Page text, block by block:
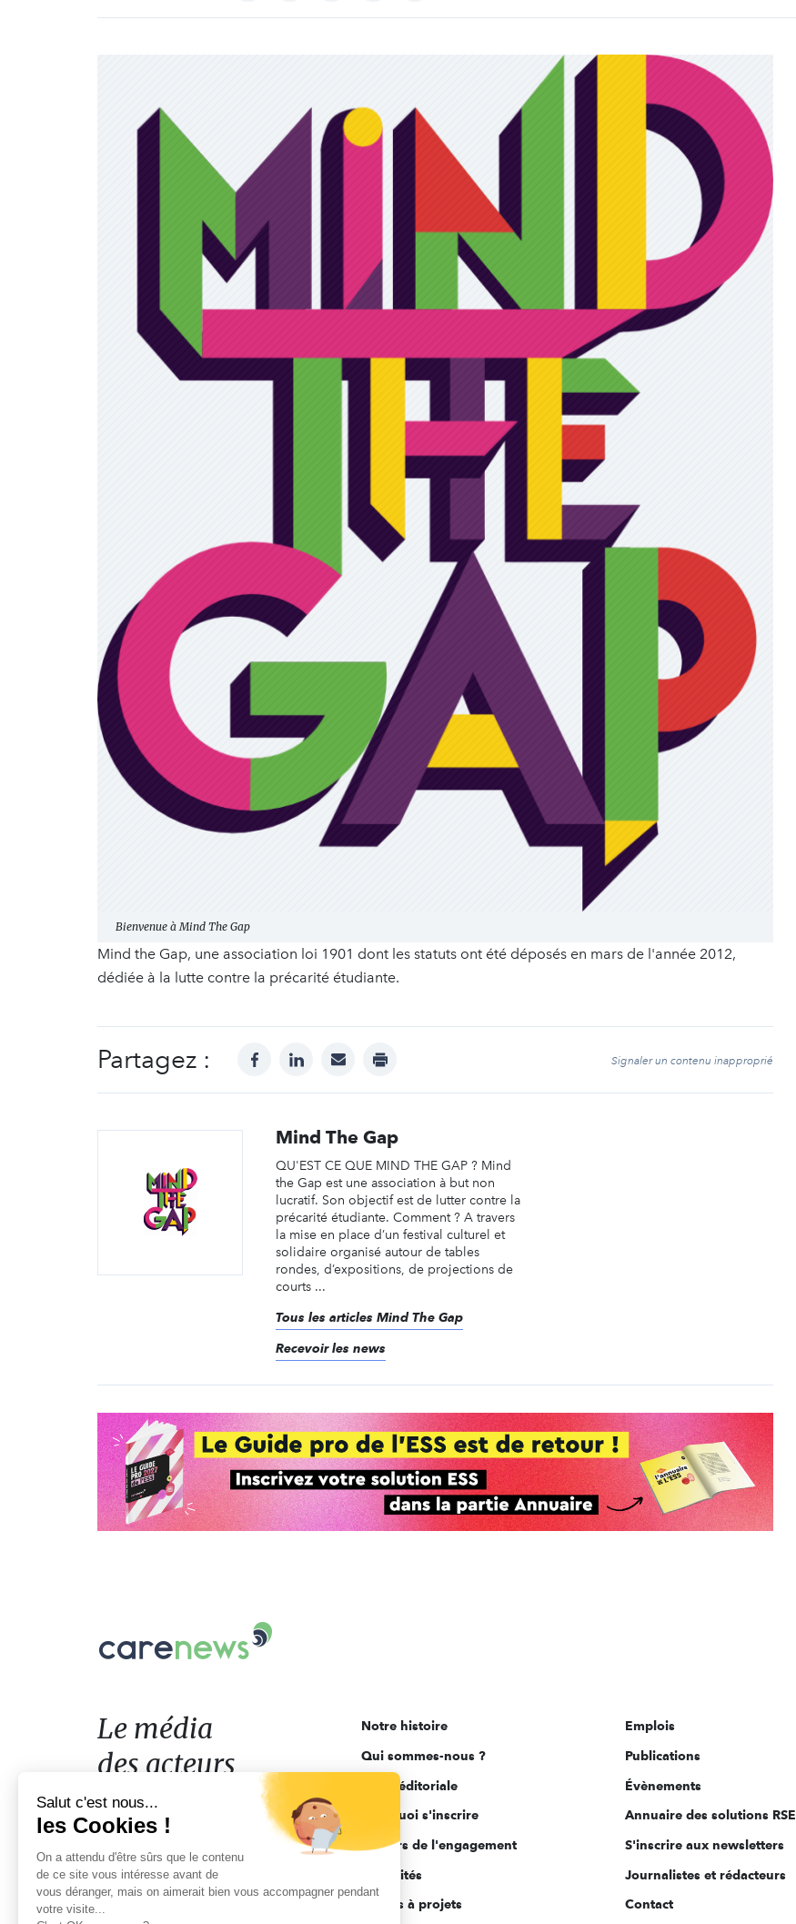
Bienvenue à Mind The Gap
Mind the Gap, une association loi 1901 dont les statuts ont été déposés en mars de l'année 2012,
dédiée à la lutte contre la précarité étudiante.
Partagez : facebooklinkedinmail print Signaler un contenu inapproprié
Mind The Gap
QU'EST CE QUE MIND THE GAP ? Mind
the Gap est une association à but non
lucratif. Son objectif est de lutter contre la
précarité étudiante. Comment ? A travers
la mise en place d’un festival culturel et
solidaire organisé autour de tables
rondes, d’expositions, de projections de
courts ...
Tous les articles Mind The Gap
Recevoir les news
Le
acteurs
de
l'engagement
Le média
des acteurs
de l'engagement
Notre histoire
Qui sommes-nous ?
Ligne éditoriale
Pourquoi s'inscrire
Acteurs de l'engagement
Actualités
Appels à projets
Emplois
Publications
Évènements
Annuaire des solutions RSE
S'inscrire aux newsletters
Journalistes et rédacteurs
Contact
Salut c'est nous...
les Cookies !
On a attendu d'être sûrs que le contenu
de ce site vous intéresse avant de
vous déranger, mais on aimerait bien vous accompagner pendant
votre visite...